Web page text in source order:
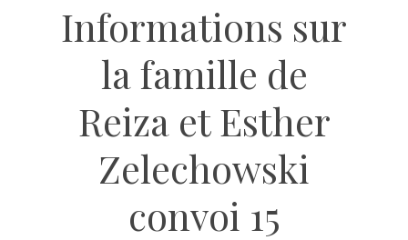
Informations sur
la famille de
Reiza et Esther
Zelechowski
convoi 15